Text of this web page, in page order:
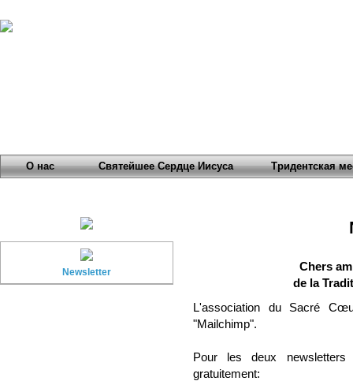
О нас Святейшее Сердце Иисуса Тридентская
Newsletter
Chers
de la
L'association du Sacré
"Mailchimp".
Pour les deux newsletters
gratuitement: